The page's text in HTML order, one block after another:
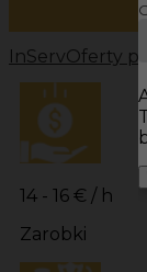
InServOferty
14 - 16 € / h
Zarobki